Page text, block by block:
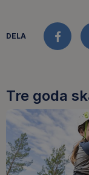
DELA
Tre goda